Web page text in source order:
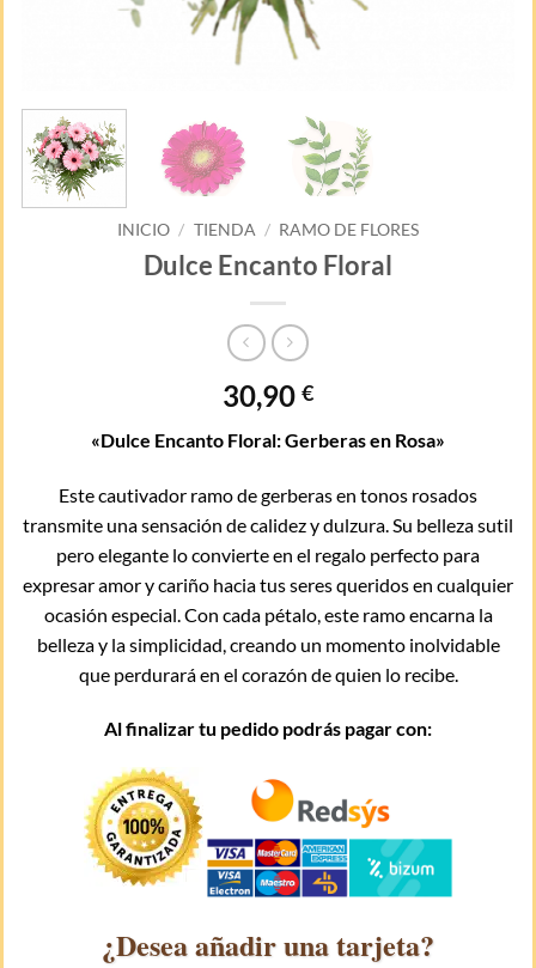
INICIO / TIENDA / RAMO DE FLORES
Dulce Encanto Floral
30,90 €
«Dulce Encanto Floral: Gerberas en Rosa»
Este cautivador ramo de gerberas en tonos rosados
transmite una sensación de calidez y dulzura. Su belleza sutil
pero elegante lo convierte en el regalo perfecto para
expresar amor y cariño hacia tus seres queridos en cualquier
ocasión especial. Con cada pétalo, este ramo encarna la
belleza y la simplicidad, creando un momento inolvidable
que perdurará en el corazón de quien lo recibe.
Al finalizar tu pedido podrás pagar con:
¿Desea añadir una tarjeta?